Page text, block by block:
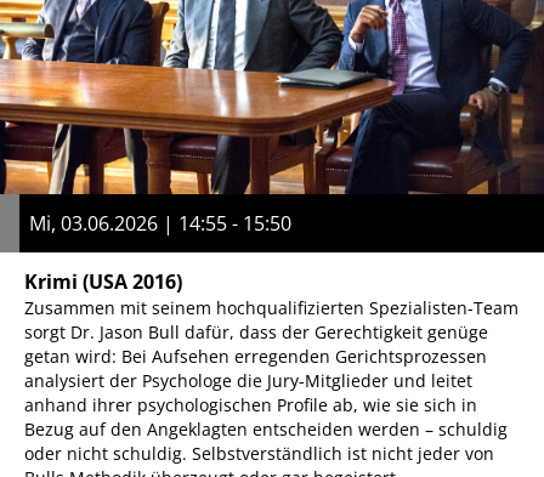
Mi, 03.06.2026 | 14:55 - 15:50
Krimi (USA 2016)
Zusammen mit seinem hochqualifizierten Spezialisten-Team
sorgt Dr. Jason Bull dafür, dass der Gerechtigkeit genüge
getan wird: Bei Aufsehen erregenden Gerichtsprozessen
analysiert der Psychologe die Jury-Mitglieder und leitet
anhand ihrer psychologischen Profile ab, wie sie sich in
Bezug auf den Angeklagten entscheiden werden – schuldig
oder nicht schuldig. Selbstverständlich ist nicht jeder von